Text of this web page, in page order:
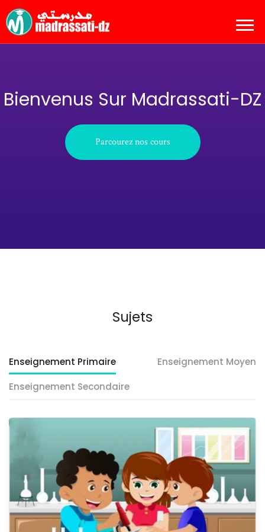
Bienvenus Sur Madrassati-DZ
Parcourez nos cours
Sujets
Enseignement Primaire
Enseignement Moyen
Enseignement Secondaire